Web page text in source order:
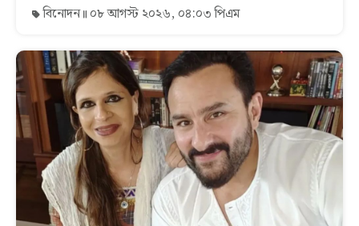
বিনোদন ০৮ আগস্ট ২০২৬, ০৪:০৩ পিএম